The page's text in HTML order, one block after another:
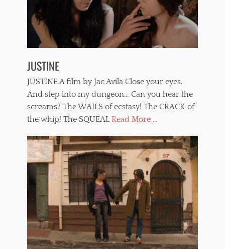
JUSTINE
JUSTINE A film by Jac Avila Close your eyes.
And step into my dungeon… Can you hear the
screams? The WAILS of ecstasy! The CRACK of
the whip! The SQUEAL Read More ...